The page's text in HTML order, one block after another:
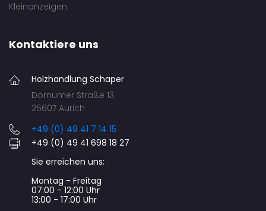
Kleinanzeigen
Kontaktiere uns
Holzhandlung Schaper
Dornumer Straße 13
26607 Aurich
+49 (0) 49 41 7 14 15
+49 (0) 49 41 698 18 27
Sie erreichen uns:
Montag - Freitag
07:00 - 12:00 Uhr
13:00 - 17:00 Uhr